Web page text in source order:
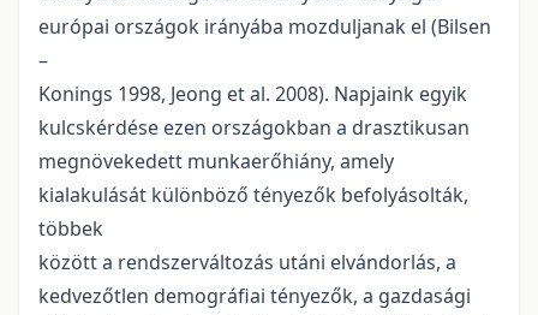
európai országok irányába mozduljanak el (Bilsen
–
Konings 1998, Jeong et al. 2008). Napjaink egyik
kulcskérdése ezen országokban a drasztikusan
megnövekedett munkaerőhiány, amely
kialakulását különböző tényezők befolyásolták,
többek
között a rendszerváltozás utáni elvándorlás, a
kedvezőtlen demográfiai tényezők, a gazdasági